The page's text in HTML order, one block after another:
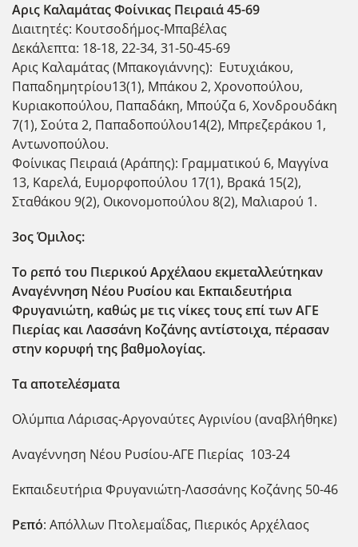
Αρις Καλαμάτας Φοίνικας Πειραιά 45-69
Διαιτητές: Κουτσοδήμος-Μπαβέλας
Δεκάλεπτα: 18-18, 22-34, 31-50-45-69
Αρις Καλαμάτας (Μπακογιάννης): Ευτυχιάκου,
Παπαδημητρίου13(1), Μπάκου 2, Χρονοπούλου,
Κυριακοπούλου, Παπαδάκη, Μπούζα 6, Χονδρουδάκη
7(1), Σούτα 2, Παπαδοπούλου14(2), Μπρεζεράκου 1,
Αντωνοπούλου.
Φοίνικας Πειραιά (Αράπης): Γραμματικού 6, Μαγγίνα
13, Καρελά, Ευμορφοπούλου 17(1), Βρακά 15(2),
Σταθάκου 9(2), Οικονομοπούλου 8(2), Μαλιαρού 1.
3ος Όμιλος:
Το ρεπό του Πιερικού Αρχέλαου εκμεταλλεύτηκαν
Αναγέννηση Νέου Ρυσίου και Εκπαιδευτήρια
Φρυγανιώτη, καθώς με τις νίκες τους επί των ΑΓΕ
Πιερίας και Λασσάνη Κοζάνης αντίστοιχα, πέρασαν
στην κορυφή της βαθμολογίας.
Τα αποτελέσματα
Ολύμπια Λάρισας-Αργοναύτες Αγρινίου (αναβλήθηκε)
Αναγέννηση Νέου Ρυσίου-ΑΓΕ Πιερίας 103-24
Εκπαιδευτήρια Φρυγανιώτη-Λασσάνης Κοζάνης 50-46
Ρεπό: Απόλλων Πτολεμαΐδας, Πιερικός Αρχέλαος